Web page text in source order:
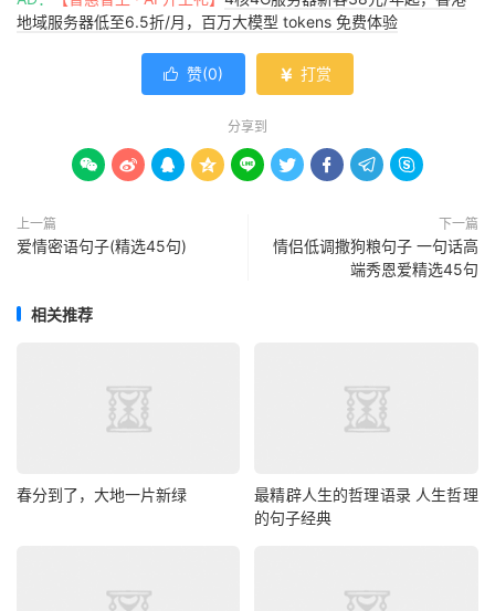
地域服务器低至6.5折/月，百万大模型 tokens 免费体验
 赞(0)  打赏
分享到
        
上一篇
爱情密语句子(精选45句)
下一篇
情侣低调撒狗粮句子 一句话高
端秀恩爱精选45句
相关推荐
春分到了，大地一片新绿
最精辟人生的哲理语录 人生哲理
的句子经典